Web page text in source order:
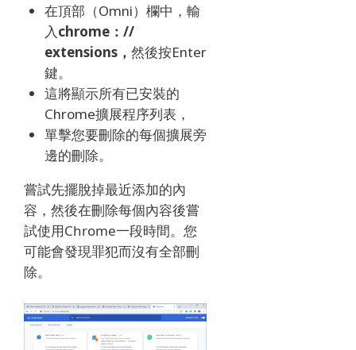
在頂部（Omni）欄中，輸
入 chrome：//
extensions， 然後按Enter
鍵。
這將顯示所有已安裝的
Chrome擴展程序列表，
單擊您要刪除的每個擴展旁
邊的刪除。
嘗試先擺脫掉最近添加的內
容，然後在刪除每個內容後嘗
試使用Chrome一段時間。 您
可能會發現罪犯而沒有全部刪
除。